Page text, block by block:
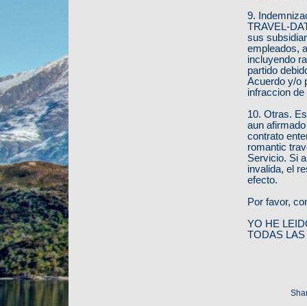
9.
TRAVEL-
sus
empleados,
incluyendo
partido
Acuerdo y/o
infraccion
10. Otras.
aun
contrato
romantic
Servicio. Si
invalida, el
efecto.
Por favor,
YO HE
TODAS